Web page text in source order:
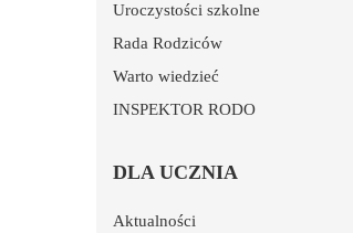
Uroczystości szkolne
Rada Rodziców
Warto wiedzieć
INSPEKTOR RODO
DLA UCZNIA
Aktualności